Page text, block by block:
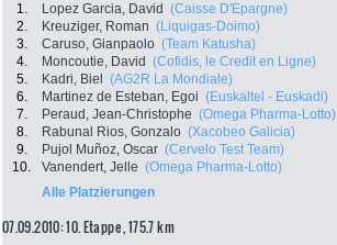
1. Lopez Garcia, David (Caisse D'Epargne)
2.
Kreuziger, Roman (Liquigas-Doimo)
3.
Caruso, Gianpaolo (Team Katusha)
4.
Moncoutie, David (Cofidis, le Credit en Ligne)
5.
Kadri, Biel (AG2R La Mondiale)
6.
Martinez de Esteban, Egoi (Euskaltel - Euskadi)
7.
Peraud, Jean-Christophe (Omega Pharma-Lotto)
8.
Rabunal Rios, Gonzalo (Xacobeo Galicia)
9.
Pujol Muñoz, Oscar (Cervelo Test Team)
10.
Vanendert, Jelle (Omega Pharma-Lotto)
Alle Platzierungen
07.09.2010: 10. Etappe , 175.7 km